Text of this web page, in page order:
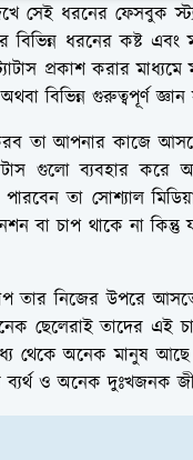
সেই ধরনের ফেসবুক
ধরনের কষ্ট এবং
প্রকাশ করার
বিভিন্ন গুরুত্বপূর্ণ
তা আপনার কাজে
গুলো ব্যবহার
তা সোশ্যাল
বা চাপ থাকে না কিন্তু
তার নিজের উপরে
তাদের এই
থেকে অনেক মানুষ
ও অনেক দুঃখজনক